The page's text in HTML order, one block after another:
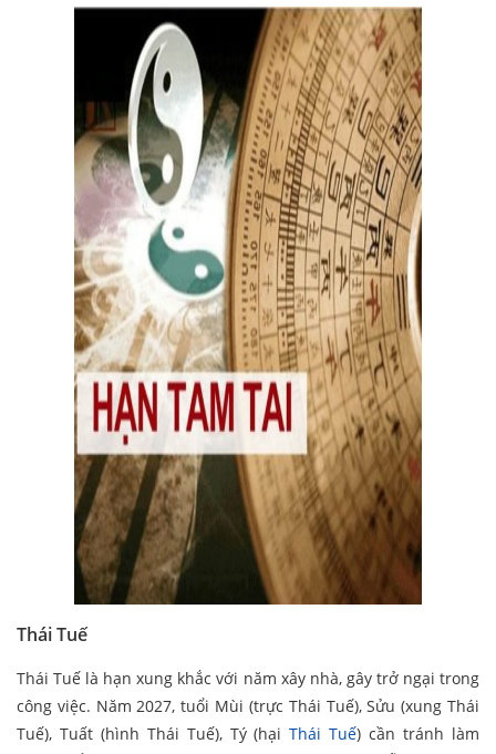
Thái Tuế
Thái Tuế là hạn xung khắc với năm xây nhà, gây trở ngại trong
công việc. Năm 2027, tuổi Mùi (trực Thái Tuế), Sửu (xung Thái
Tuế), Tuất (hình Thái Tuế), Tý (hạiThái Tuế) cần tránh làm